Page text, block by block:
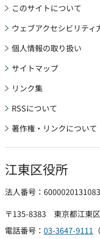
このサイトについて
ウェブアクセシビリティ
個人情報の取り扱い
サイトマップ
リンク集
RSSについて
著作権・リンクについて
江東区役所
法人番号：6000020131083
〒135-8383 東京都江東
電話番号： 03-3647-9111